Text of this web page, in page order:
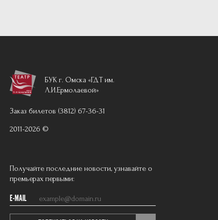
БУК г. Омска «ГДТ им.
Л.И.Ермолаевой»
Заказ билетов (3812) 67-36-31
2011-2026 ©
Получайте последние новости, узнавайте о
премьерах первыми:
E-MAIL